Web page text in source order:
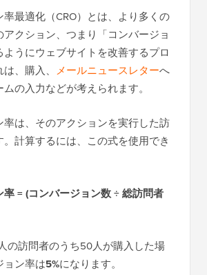
率最適化（CRO）とは、より多くの
クション、つまり「コンバージョ
ようにウェブサイトを改善するプロ
、購入、 メールニュースレターへ
の入力などが考えられます。
率は、そのアクションを実行した訪
計算するには、この式を使用でき
率 = (コンバージョン数 ÷ 総訪問者
の訪問者のうち50人が購入した場
ョン率は5%になります。